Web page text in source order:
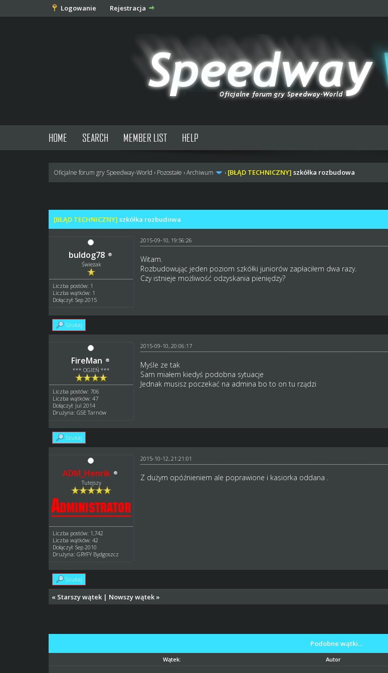
Logowanie Rejestracja
HOME SEARCH MEMBER LIST HELP
Oficjalne forum gry Speedway-World › Pozostałe ›Archiwum › [BŁĄD TECHNICZNY] szkółka rozbudowa
[BŁĄD TECHNICZNY] szkółka rozbudowa
buldog78
Świeżak
Liczba postów: 1
Liczba wątków: 1
Dołączył: Sep 2015
2015-09-10, 19:56:26
Witam.
Rozbudowując jeden poziom szkółki juniorów zapłaciłem dwa razy.
Czy istnieje możliwość odzyskania pieniędzy?
Szukaj
FireMan
*** OGIEŃ ***
Liczba postów: 706
Liczba wątków: 47
Dołączył: Jul 2014
Drużyna: GSE Tarnów
2015-09-10, 20:06:17
Myśle ze tak
Sam miałem kiedyś podobna sytuacje
Jednak musisz poczekać na admina bo to on tu rządzi
Szukaj
ADM_Henrik
Tutejszy
Liczba postów: 1,742
Liczba wątków: 42
Dołączył: Sep 2010
Drużyna: GRYFY Bydgoszcz
2015-10-12, 21:21:01
Z dużym opóźnieniem ale poprawione i kasiorka oddana .
Szukaj
« Starszy wątek | Nowszy wątek »
Podobne wątki…
Wątek: Autor